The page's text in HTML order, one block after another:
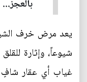
بالعجز...
يعد مرض خرف
شيوعاً، وإثارة
غياب أي عقار شافٍ